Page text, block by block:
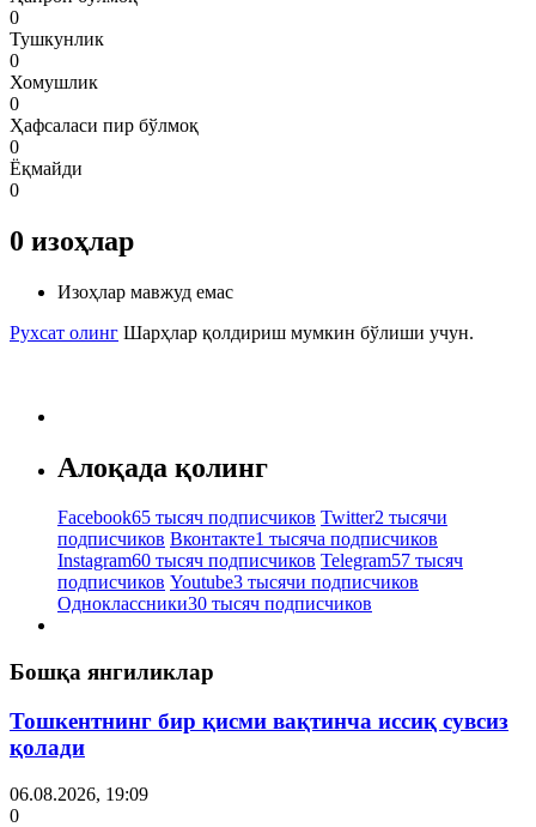
0
Тушкунлик
0
Хомушлик
0
Ҳафсаласи пир бўлмоқ
0
Ёқмайди
0
0 изоҳлар
Изоҳлар мавжуд емас
Рухсат олинг Шарҳлар қолдириш мумкин бўлиши учун.
Алоқада қолинг
Facebook65 тысяч подписчиков Twitter2 тысячи
подписчиков Вконтакте1 тысяча подписчиков
Instagram60 тысяч подписчиков Telegram57 тысяч
подписчиков Youtube3 тысячи подписчиков
Одноклассники30 тысяч подписчиков
Бошқа янгиликлар
Тошкентнинг бир қисми вақтинча иссиқ сувсиз
қолади
06.08.2026, 19:09
0